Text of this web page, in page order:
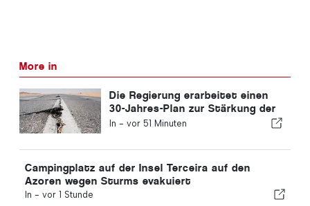
More in
Die Regierung erarbeitet einen
30-Jahres-Plan zur Stärkung der
Widerstandsfähigkeit Portugals
In - vor 51 Minuten
Campingplatz auf der Insel Terceira auf den
Azoren wegen Sturms evakuiert
In - vor 1 Stunde